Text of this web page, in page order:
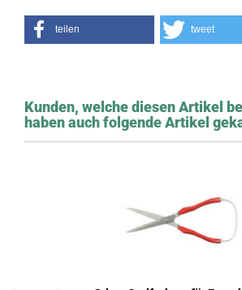
teilen tweet
Kunden, welche diesen Artikel
haben auch folgende Artikel